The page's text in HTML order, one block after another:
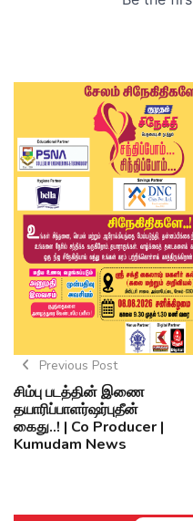
Previous Post
சிம்பு படத்தின் இணை
தயாரிப்பாளர்ஷர்புதீன்
கைது..! | Co Producer |
Kumudam News